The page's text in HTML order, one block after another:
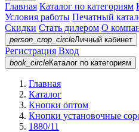
Главная Каталог по категориям
Условия работы Печатный
Скидки Стать дилером О
person_crop_circleЛичный кабинет
Регистрация Вход
book_circleКаталог по категориям
Главная
Каталог
Кнопки оптом
Кнопки установочные
1880/11